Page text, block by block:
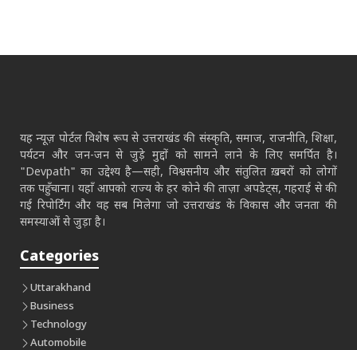
यह न्यूज़ पोर्टल विशेष रूप से उत्तराखंड की संस्कृति, समाज, राजनीति, शिक्षा,
पर्यटन और जन-जन से जुड़े मुद्दों को सामने लाने के लिए समर्पित है।
"Devpath" का उद्देश्य है—सही, विश्वसनीय और संतुलित ख़बरों को लोगों
तक पहुँचाना। यहाँ आपको राज्य के हर कोने की ताज़ा अपडेट्स, गहराई से की
गई रिपोर्टिंग और वह सब मिलेगा जो उत्तराखंड के विकास और जनता की
समस्याओं से जुड़ा है।
Categories
Uttarakhand
Business
Technology
Automobile